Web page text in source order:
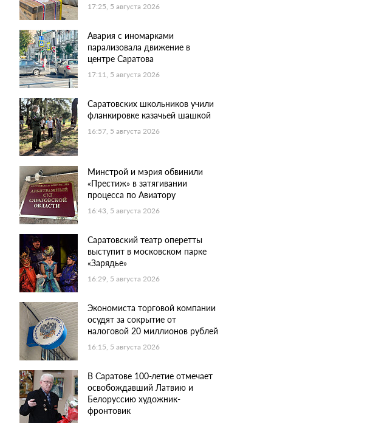
17:25, 5 августа 2026
Авария с иномарками
парализовала движение в
центре Саратова
17:11, 5 августа 2026
Саратовских школьников учили
фланкировке казачьей шашкой
16:57, 5 августа 2026
Минстрой и мэрия обвинили
«Престиж» в затягивании
процесса по Авиатору
16:43, 5 августа 2026
Саратовский театр оперетты
выступит в московском парке
«Зарядье»
16:29, 5 августа 2026
Экономиста торговой компании
осудят за сокрытие от
налоговой 20 миллионов рублей
16:15, 5 августа 2026
В Саратове 100-летие отмечает
освобождавший Латвию и
Белоруссию художник-
фронтовик